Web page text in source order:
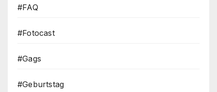
#FAQ
#Fotocast
#Gags
#Geburtstag